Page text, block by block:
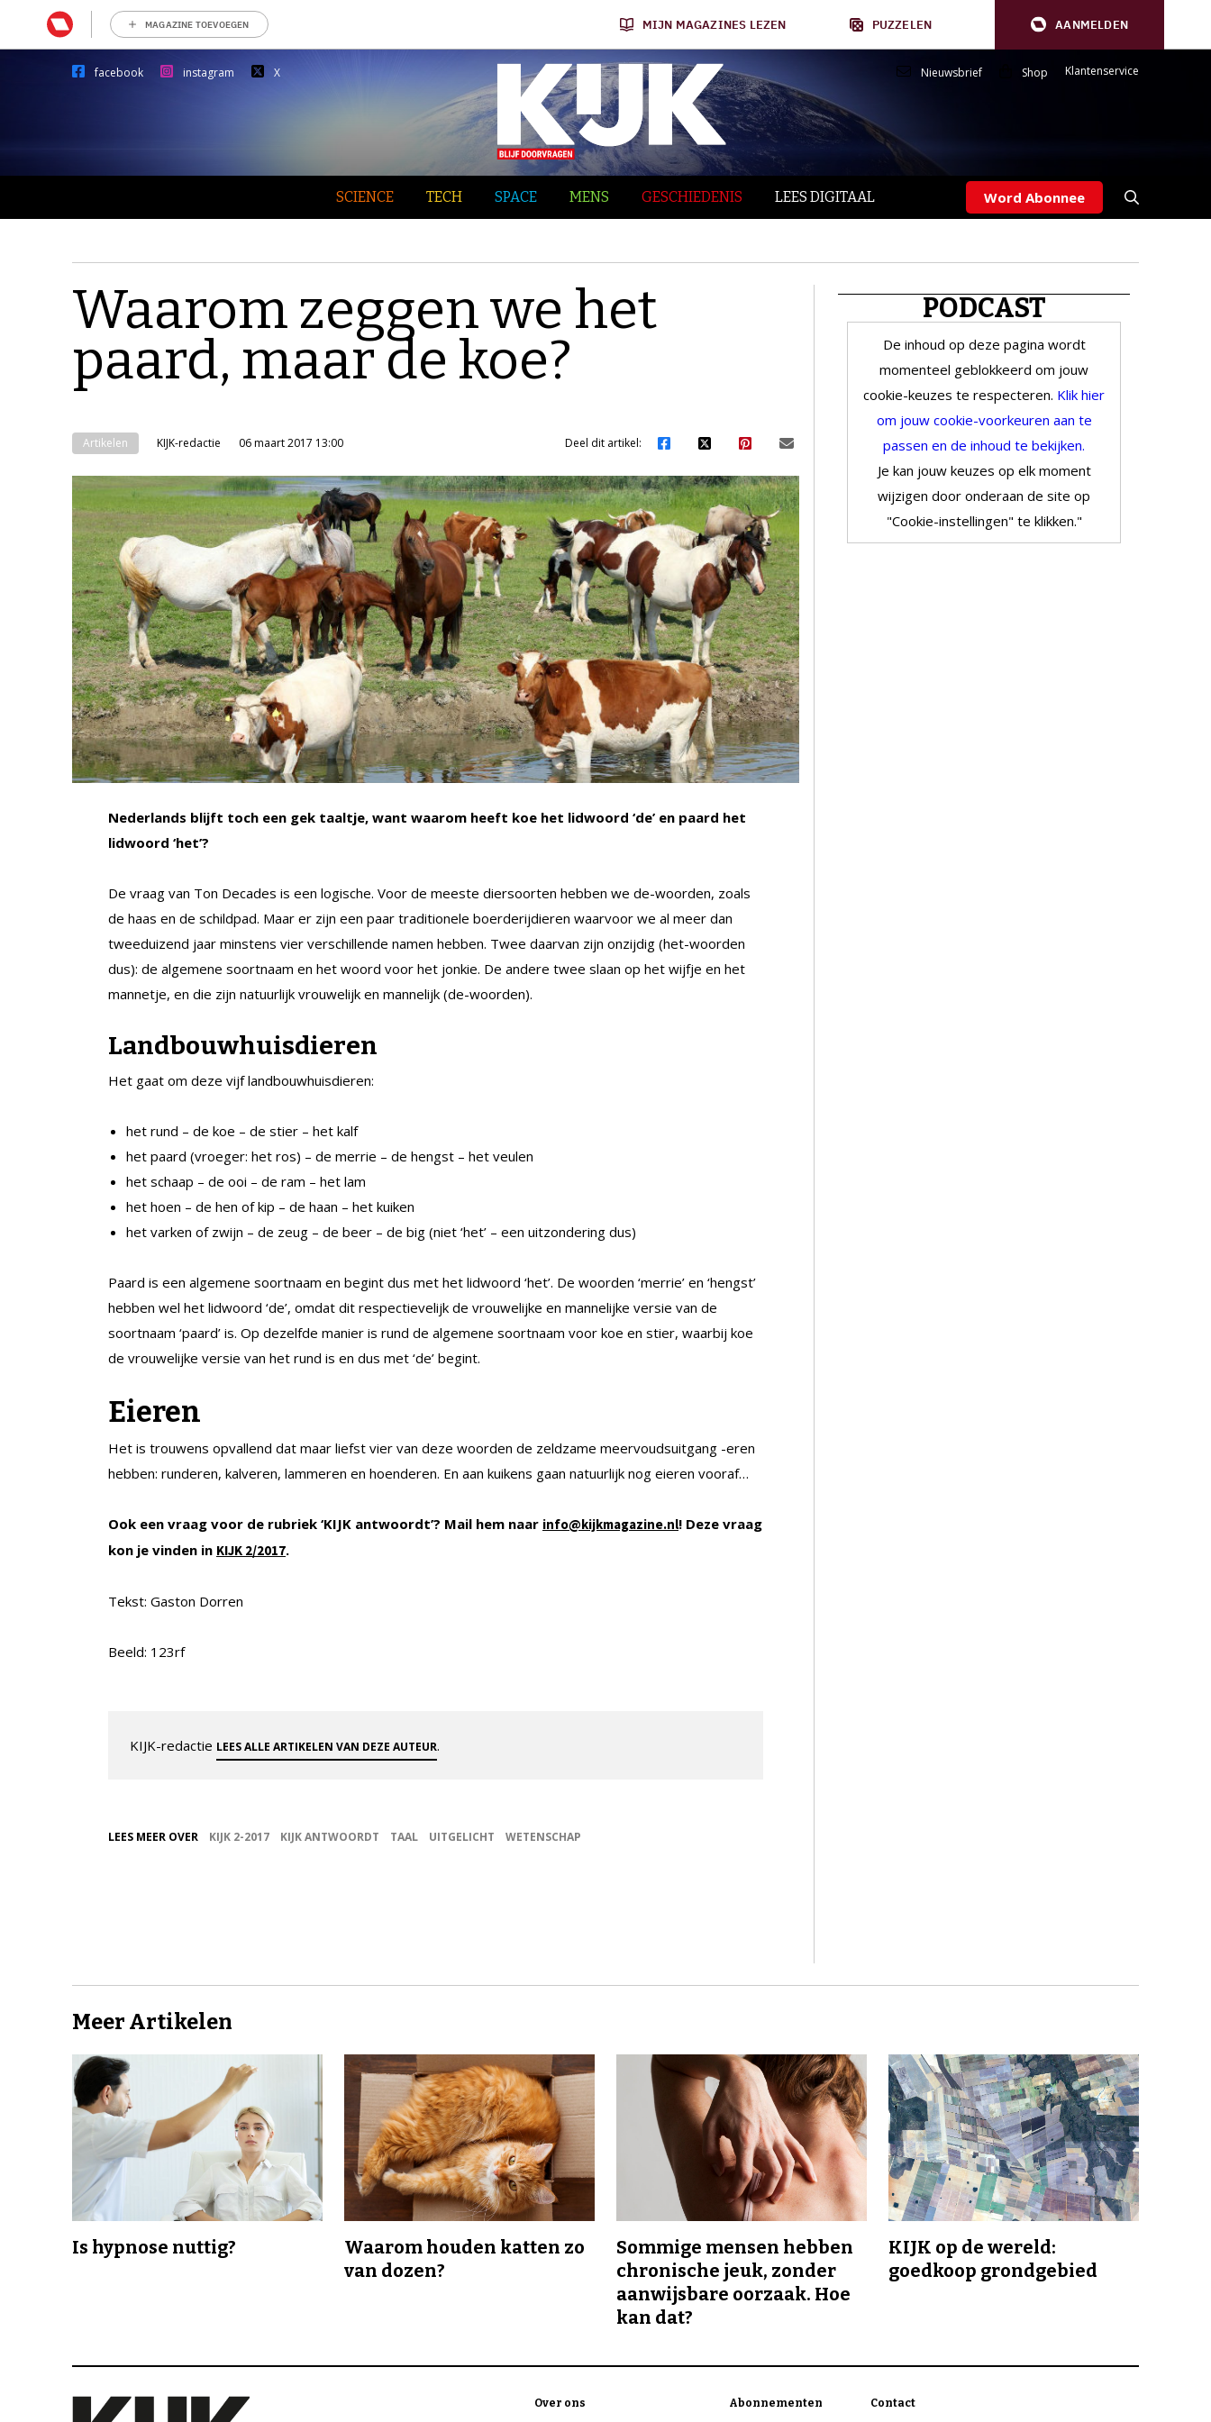
MAGAZINE TOEVOEGEN MIJN MAGAZINES LEZEN PUZZELEN AANMELDEN
facebook instagram X Nieuwsbrief Shop Klantenservice
SCIENCE TECH SPACE MENS GESCHIEDENIS LEES DIGITAAL Word Abonnee
Waarom zeggen we het
paard, maar de koe?
Artikelen KIJK-redactie 06 maart 2017 13:00 Deel dit artikel:
Nederlands blijft toch een gek taaltje, want waarom heeft koe het lidwoord ‘de’ en paard het
lidwoord ‘het’?
De vraag van Ton Decades is een logische. Voor de meeste diersoorten hebben we de-woorden, zoals
de haas en de schildpad. Maar er zijn een paar traditionele boerderijdieren waarvoor we al meer dan
tweeduizend jaar minstens vier verschillende namen hebben. Twee daarvan zijn onzijdig (het-woorden
dus): de algemene soortnaam en het woord voor het jonkie. De andere twee slaan op het wijfje en het
mannetje, en die zijn natuurlijk vrouwelijk en mannelijk (de-woorden).
Landbouwhuisdieren
Het gaat om deze vijf landbouwhuisdieren:
het rund – de koe – de stier – het kalf
het paard (vroeger: het ros) – de merrie – de hengst – het veulen
het schaap – de ooi – de ram – het lam
het hoen – de hen of kip – de haan – het kuiken
het varken of zwijn – de zeug – de beer – de big (niet ‘het’ – een uitzondering dus)
Paard is een algemene soortnaam en begint dus met het lidwoord ‘het’. De woorden ‘merrie’ en ‘hengst’
hebben wel het lidwoord ‘de’, omdat dit respectievelijk de vrouwelijke en mannelijke versie van de
soortnaam ‘paard’ is. Op dezelfde manier is rund de algemene soortnaam voor koe en stier, waarbij koe
de vrouwelijke versie van het rund is en dus met ‘de’ begint.
Eieren
Het is trouwens opvallend dat maar liefst vier van deze woorden de zeldzame meervoudsuitgang -eren
hebben: runderen, kalveren, lammeren en hoenderen. En aan kuikens gaan natuurlijk nog eieren vooraf…
Ook een vraag voor de rubriek ‘KIJK antwoordt’? Mail hem naar info@kijkmagazine.nl! Deze vraag
kon je vinden in KIJK 2/2017.
Tekst: Gaston Dorren
Beeld: 123rf
KIJK-redactie LEES ALLE ARTIKELEN VAN DEZE AUTEUR.
LEES MEER OVER KIJK 2-2017 KIJK ANTWOORDT TAAL UITGELICHT WETENSCHAP
PODCAST
De inhoud op deze pagina wordt
momenteel geblokkeerd om jouw
cookie-keuzes te respecteren. Klik hier
om jouw cookie-voorkeuren aan te
passen en de inhoud te bekijken.
Je kan jouw keuzes op elk moment
wijzigen door onderaan de site op
"Cookie-instellingen" te klikken."
Meer Artikelen
Is hypnose nuttig?
Waarom houden katten zo
van dozen?
Sommige mensen hebben
chronische jeuk, zonder
aanwijsbare oorzaak. Hoe
kan dat?
KIJK op de wereld:
goedkoop grondgebied
Over ons Abonnementen Contact